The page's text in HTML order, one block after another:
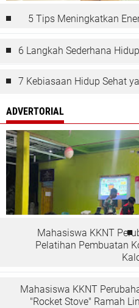
5 Tips Meningkatkan
6 Langkah Sederhana
7 Kebiasaan Hidup Sehat
ADVERTORIAL
Mahasiswa KKNT
Pelatihan Pembuatan
Mahasiswa KKNT
"Rocket Stove" Ramah